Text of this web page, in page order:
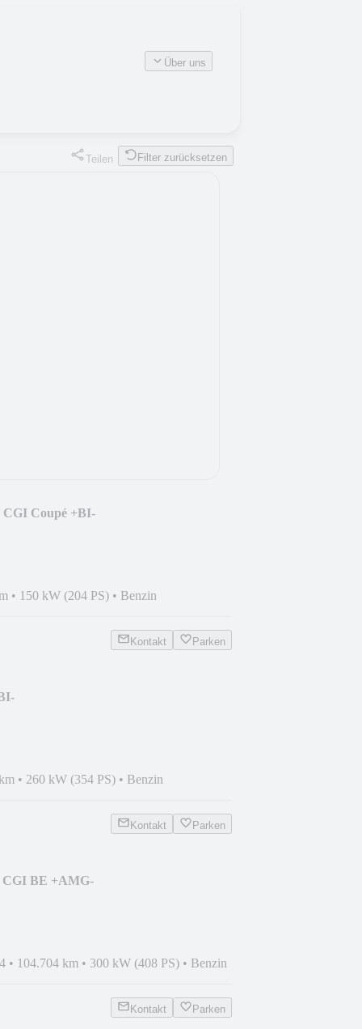
Über uns
Teilen Filter zurücksetzen
CGI Coupé +BI-
• 150 kW (204 PS) • Benzin
Kontakt Parken
• 260 kW (354 PS) • Benzin
Kontakt Parken
CGI BE +AMG-
• 104.704 km • 300 kW (408 PS) • Benzin
Kontakt Parken